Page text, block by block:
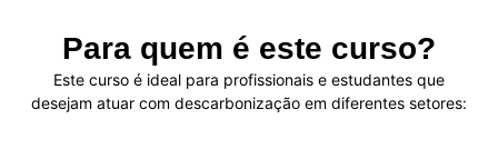
Para quem é este curso?
Este curso é ideal para profissionais e estudantes que
desejam atuar com descarbonização em diferentes setores: